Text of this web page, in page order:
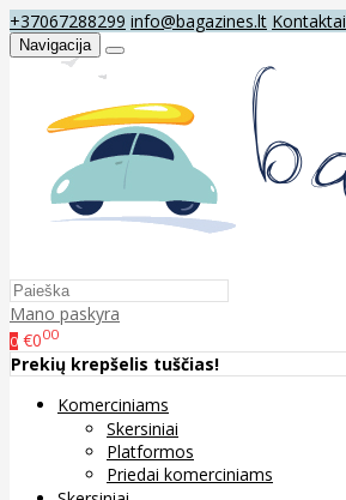
+37067288299 info@bagazines.lt Kontaktai
Navigacija
Mano paskyra
0 €000
Prekių krepšelis tuščias!
Komerciniams
Skersiniai
Platformos
Priedai komerciniams